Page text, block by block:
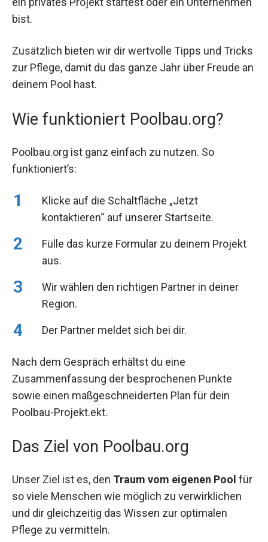
bist.
Zusätzlich bieten wir dir wertvolle Tipps und Tricks
zur Pflege, damit du das ganze Jahr über Freude an
deinem Pool hast.
Wie funktioniert Poolbau.org?
Poolbau.org ist ganz einfach zu nutzen. So
funktioniert’s:
Klicke auf die Schaltfläche „Jetzt
kontaktieren“ auf unserer Startseite.
Fülle das kurze Formular zu deinem Projekt
aus.
Wir wählen den richtigen Partner in deiner
Region.
Der Partner meldet sich bei dir.
Nach dem Gespräch erhältst du eine
Zusammenfassung der besprochenen Punkte
sowie einen maßgeschneiderten Plan für dein
Poolbau-Projekt.ekt.
Das Ziel von Poolbau.org
Unser Ziel ist es, den Traum vom eigenen Pool für
so viele Menschen wie möglich zu verwirklichen
und dir gleichzeitig das Wissen zur optimalen
Pflege zu vermitteln.